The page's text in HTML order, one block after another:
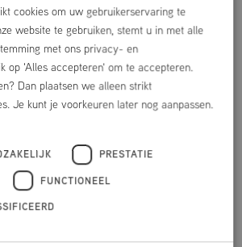
ook al is het maar een paar uur
momenten, wordt enorm
een mooi, verzorgd en goed
& Zwembad.
Mail dan naar Leonie:
cookies om uw gebruikerservaring te
website te gebruiken, stemt u in met alle
met ons privacy- en
op 'Alles accepteren' om te accepteren.
Dan plaatsen we alleen strikt
Je kunt je voorkeuren later nog aanpassen.
PRESTATIE
FUNCTIONEEL